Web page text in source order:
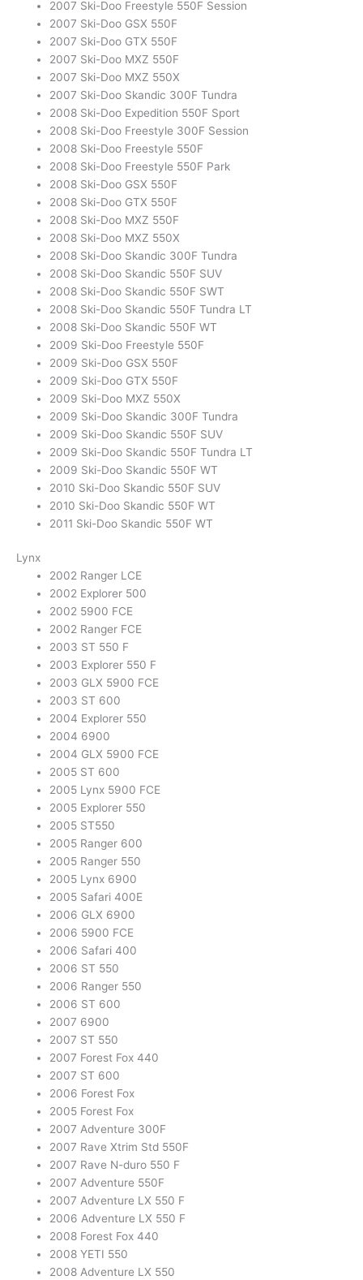
2007 Ski-Doo Freestyle 550F Session
2007 Ski-Doo GSX 550F
2007 Ski-Doo GTX 550F
2007 Ski-Doo MXZ 550F
2007 Ski-Doo MXZ 550X
2007 Ski-Doo Skandic 300F Tundra
2008 Ski-Doo Expedition 550F Sport
2008 Ski-Doo Freestyle 300F Session
2008 Ski-Doo Freestyle 550F
2008 Ski-Doo Freestyle 550F Park
2008 Ski-Doo GSX 550F
2008 Ski-Doo GTX 550F
2008 Ski-Doo MXZ 550F
2008 Ski-Doo MXZ 550X
2008 Ski-Doo Skandic 300F Tundra
2008 Ski-Doo Skandic 550F SUV
2008 Ski-Doo Skandic 550F SWT
2008 Ski-Doo Skandic 550F Tundra LT
2008 Ski-Doo Skandic 550F WT
2009 Ski-Doo Freestyle 550F
2009 Ski-Doo GSX 550F
2009 Ski-Doo GTX 550F
2009 Ski-Doo MXZ 550X
2009 Ski-Doo Skandic 300F Tundra
2009 Ski-Doo Skandic 550F SUV
2009 Ski-Doo Skandic 550F Tundra LT
2009 Ski-Doo Skandic 550F WT
2010 Ski-Doo Skandic 550F SUV
2010 Ski-Doo Skandic 550F WT
2011 Ski-Doo Skandic 550F WT
Lynx
2002 Ranger LCE
2002 Explorer 500
2002 5900 FCE
2002 Ranger FCE
2003 ST 550 F
2003 Explorer 550 F
2003 GLX 5900 FCE
2003 ST 600
2004 Explorer 550
2004 6900
2004 GLX 5900 FCE
2005 ST 600
2005 Lynx 5900 FCE
2005 Explorer 550
2005 ST550
2005 Ranger 600
2005 Ranger 550
2005 Lynx 6900
2005 Safari 400E
2006 GLX 6900
2006 5900 FCE
2006 Safari 400
2006 ST 550
2006 Ranger 550
2006 ST 600
2007 6900
2007 ST 550
2007 Forest Fox 440
2007 ST 600
2006 Forest Fox
2005 Forest Fox
2007 Adventure 300F
2007 Rave Xtrim Std 550F
2007 Rave N-duro 550 F
2007 Adventure 550F
2007 Adventure LX 550 F
2006 Adventure LX 550 F
2008 Forest Fox 440
2008 YETI 550
2008 Adventure LX 550